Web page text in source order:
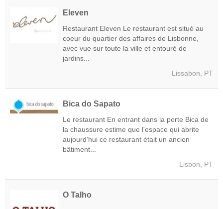
Eleven
Restaurant Eleven Le restaurant est situé au
coeur du quartier des affaires de Lisbonne,
avec vue sur toute la ville et entouré de
jardins...
Lissabon, PT
Bica do Sapato
Le restaurant En entrant dans la porte Bica de
la chaussure estime que l'espace qui abrite
aujourd'hui ce restaurant était un ancien
bâtiment...
Lisbon, PT
O Talho